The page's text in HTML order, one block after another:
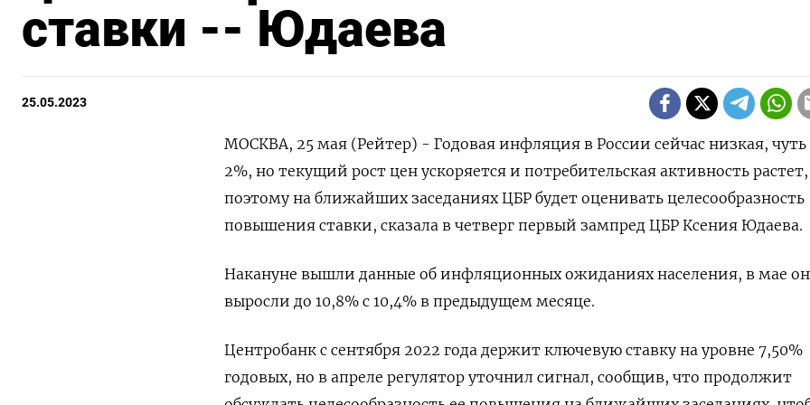
ставки -- Юдаева
25.05.2023
МОСКВА, 25 мая (Рейтер) - Годовая инфляция в России сейчас низкая,
2%, но текущий рост цен ускоряется и потребительская активность растет,
поэтому на ближайших заседаниях ЦБР будет оценивать целесообразность
повышения ставки, сказала в четверг первый зампред ЦБР Ксения Юдаева.
Накануне вышли данные об инфляционных ожиданиях населения, в мае
выросли до 10,8% с 10,4% в предыдущем месяце.
Центробанк с сентября 2022 года держит ключевую ставку на уровне 7,50%
годовых, но в апреле регулятор уточнил сигнал, сообщив, что продолжит